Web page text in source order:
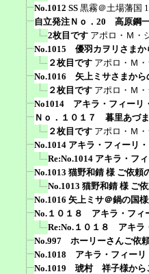
No.1012 SS 黒霧＠土場藩国
自立発注Ｎｏ．20 高原鋼
2枚目です アポロ・Ｍ・
No.1015 優羽カヲリさまか
２枚目です アポロ・Ｍ
No.1016 矢上ミサさまから
２枚目です アポロ・Ｍ
No1014 アキラ・フィーリ
Ｎｏ．１０１７ 暮里あづ
２枚目です アポロ・Ｍ
No.1014 アキラ・フィーリ
Re:No.1014 アキラ・フ
No.1013 猫野和錆 様 ご依頼
No.1013 猫野和錆 様 ご
No.1016 矢上ミサ＠鍋の国
No.１０１８ アキラ・フィ
Re:No.１０１８ アキラ
No.997 ホーリーさんご依
No.1018 アキラ・フィーリ
No.1019 琥村 祥子様から